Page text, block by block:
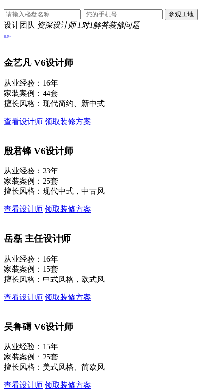
设计团队 资深设计师 1对1解答装修问题
更多>
金艺凡V6设计师
从业经验：16年
家装案例：44套
擅长风格：现代简约、新中式
查看设计师 领取装修方案
殷君锋 V6设计师
从业经验：23年
家装案例：25套
擅长风格：现代中式，中古风
查看设计师 领取装修方案
岳磊 主任设计师
从业经验：16年
家装案例：15套
擅长风格：中式风格，欧式风
查看设计师 领取装修方案
吴鲁礡V6设计师
从业经验：15年
家装案例：25套
擅长风格：美式风格、简欧风
查看设计师 领取装修方案